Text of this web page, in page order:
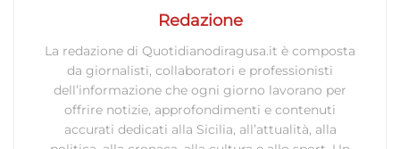
Redazione
La redazione di Quotidianodiragusa.it è composta
da giornalisti, collaboratori e professionisti
dell’informazione che ogni giorno lavorano per
offrire notizie, approfondimenti e contenuti
accurati dedicati alla Sicilia, all’attualità, alla